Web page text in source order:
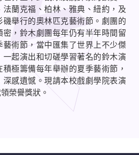
蘭克福、柏林、雅典、紐約，及
舉行的奧林匹克藝術節。劇團的
，鈴木劇團每年仍有半年時間留
術節，當中匯集了世界上不少傑
起演出和切磋學習著名的鈴木演
極籌備每年舉辦的夏季藝術節，
感遺憾。現請本校戲劇學院表演
榮譽獎狀。